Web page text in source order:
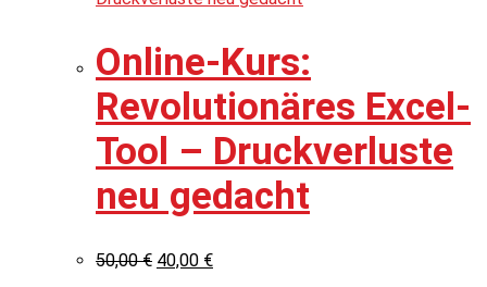
Online-Kurs:
Revolutionäres Excel-
Tool – Druckverluste
neu gedacht
50,00€ 40,00 €